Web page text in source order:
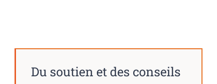
Du soutien et des conseils